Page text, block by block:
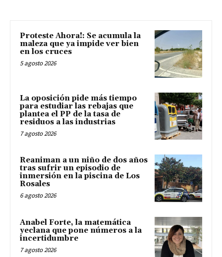
Proteste Ahora!: Se acumula la
maleza que ya impide ver bien
en los cruces
5 agosto 2026
La oposición pide más tiempo
para estudiar las rebajas que
plantea el PP de la tasa de
residuos a las industrias
7 agosto 2026
Reaniman a un niño de dos años
tras sufrir un episodio de
inmersión en la piscina de Los
Rosales
6 agosto 2026
Anabel Forte, la matemática
yeclana que pone números a la
incertidumbre
7 agosto 2026